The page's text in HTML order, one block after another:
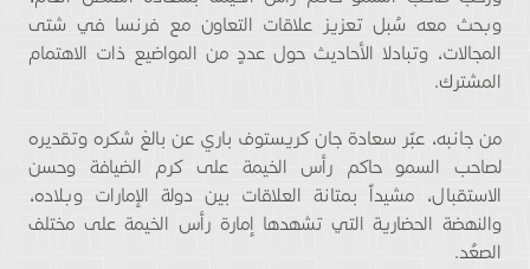
وبحث معه سُبل تعزيز علاقات التعاون مع فرنسا في شتى
المجالات، وتبادلا الأحاديث حول عددٍ من المواضيع ذات الاهتمام
المشترك.
من جانبه، عبّر سعادة جان كريستوف باري عن بالغ شكره وتقديره
لصاحب السمو حاكم رأس الخيمة على كرم الضيافة وحسن
الاستقبال، مشيداً بمتانة العلاقات بين دولة الإمارات وبلاده،
والنهضة الحضارية التي تشهدها إمارة رأس الخيمة على مختلف
الصعُد.